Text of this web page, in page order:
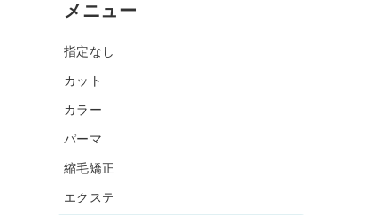
メニュー
指定なし
カット
カラー
パーマ
縮毛矯正
エクステ